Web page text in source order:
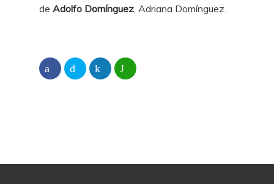
de Adolfo Domínguez, Adriana Domínguez.